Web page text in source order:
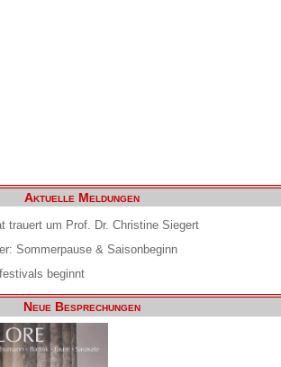
Aktuelle Meldungen
trauert um Prof. Dr. Christine Siegert
Sommerpause & Saisonbeginn
beginnt
Neue Besprechungen